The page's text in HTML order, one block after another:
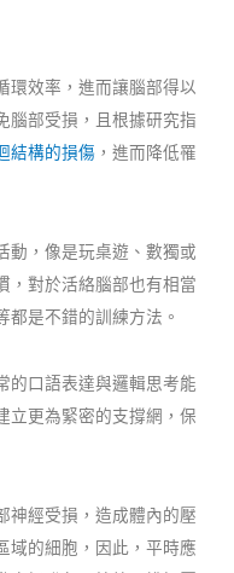
環效率，進而讓腦部得以
腦部受損，且根據研究指
結構的損傷 ，進而降低罹
動，像是玩桌遊、數獨或
，對於活絡腦部也有相當
都是不錯的訓練方法。
的口語表達與邏輯思考能
立更為緊密的支撐網，保
神經受損，造成體內的壓
域的細胞，因此，平時應